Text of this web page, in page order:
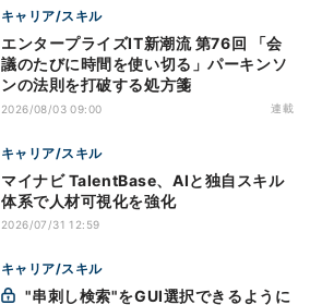
キャリア/スキル
エンタープライズIT新潮流 第76回 「会
議のたびに時間を使い切る」パーキンソ
ンの法則を打破する処方箋
2026/08/03 09:00 連載
キャリア/スキル
マイナビ TalentBase、AIと独自スキル
体系で人材可視化を強化
2026/07/31 12:59
キャリア/スキル